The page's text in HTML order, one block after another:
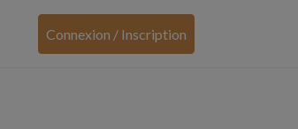
Connexion / Inscription